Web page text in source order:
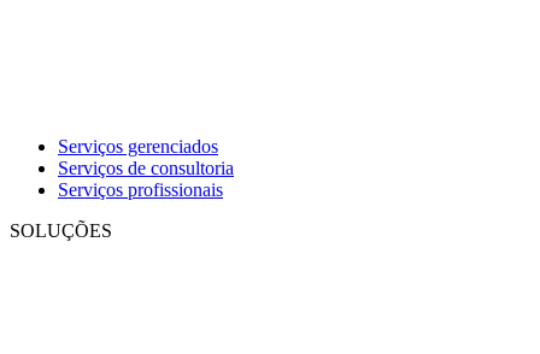
Serviços gerenciados
Serviços de consultoria
Serviços profissionais
SOLUÇÕES